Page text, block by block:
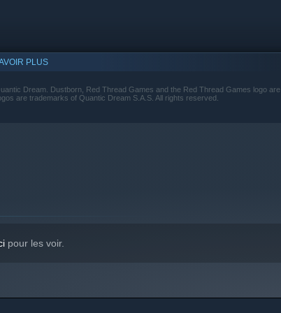
comptez sur un groupe de marginaux aux pouvoirs
hétéroclites. Des dialogues à choix multiples contribuent à
PLUS
Dream. Dustborn, Red Thread Games and the Red Thread Games logo are
are trademarks of Quantic Dream S.A.S. All rights reserved.
pour les voir.